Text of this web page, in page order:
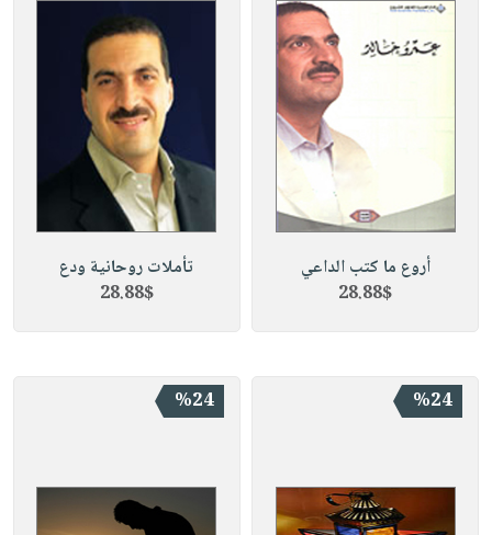
أروع ما كتب الداعي
28.88$
تأملات روحانية ودع
28.88$
%24
%24